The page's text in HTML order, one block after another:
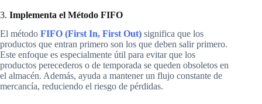
3. Implementa el Método FIFO
El método FIFO (First In, First Out) significa que los
productos que entran primero son los que deben salir primero.
Este enfoque es especialmente útil para evitar que los
productos perecederos o de temporada se queden obsoletos en
el almacén. Además, ayuda a mantener un flujo constante de
mercancía, reduciendo el riesgo de pérdidas.